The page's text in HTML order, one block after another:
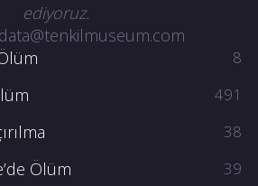
ediyoruz.
8
491
38
Ölüm 39